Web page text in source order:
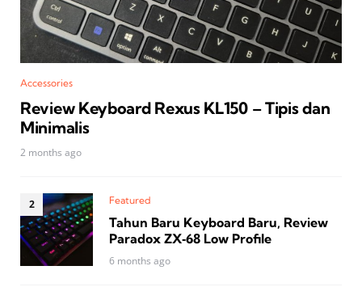
Accessories
Review Keyboard Rexus KL150 – Tipis dan
Minimalis
2 months ago
Featured
Tahun Baru Keyboard Baru, Review
Paradox ZX‑68 Low Profile
6 months ago